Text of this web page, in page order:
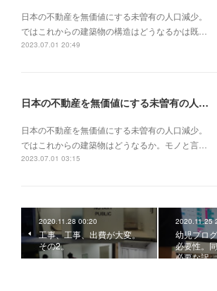
日本の不動産を無価値にする未曽有の人口減少。
ではこれからの建築物の構造はどうなるかは既…
2023.07.01 20:49
日本の不動産を無価値にする未曽有の人口減少。ではこれからの建築物はどうなるか。
日本の不動産を無価値にする未曽有の人口減少。
ではこれからの建築物はどうなるか。モノと言…
2023.07.01 03:15
2020.11.28 00:20
工事、工事、出費が大変。
その2。
2020.11.25
幼児プロ
必要性。
必要な訳。